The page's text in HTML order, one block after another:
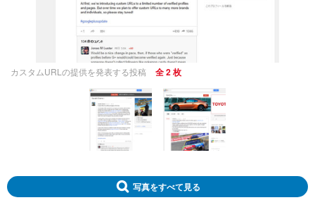
カスタムURLの提供を発表する投稿 全 2 枚
写真をすべて見る